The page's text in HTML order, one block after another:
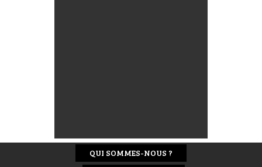
QUI SOMMES-NOUS ?